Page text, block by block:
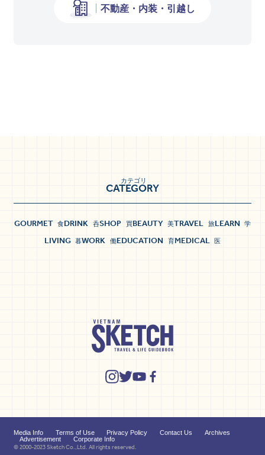
不動産・内装・引越し
CATEGORY
カテゴリ
GOURMET 食DRINK 呑SHOP 買BEAUTY 美TRAVEL 旅LEARN 学
LIVING 暮WORK 働EDUCATION 育MEDICAL 医
Media Info Terms of Use Privacy Policy Contact Us
Archives
Advertisement
Corporate Info
© 2000-2023 Sketch Co.,Ltd. All rights reserved.